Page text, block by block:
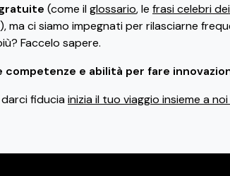
(come ilglossario, le frasi celebri
), ma ci siamo impegnati per rilasciarne
Faccelo sapere.
competenze e abilità per fare
fiduciainizia il tuo viaggio insieme a